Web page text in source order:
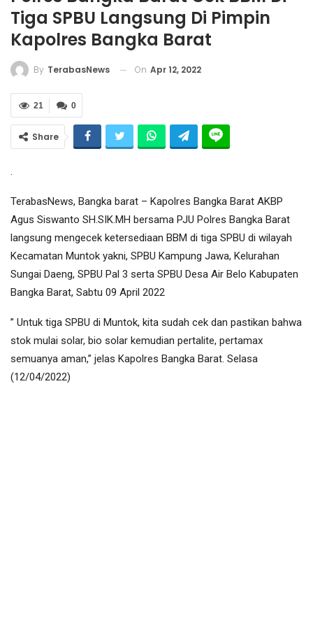
Tiga SPBU Langsung Di Pimpin
Kapolres Bangka Barat
By TerabasNews On Apr 12, 2022
0
21
Share
.
TerabasNews, Bangka barat – Kapolres Bangka Barat AKBP
Agus Siswanto SH.SIK.MH bersama PJU Polres Bangka Barat
langsung mengecek ketersediaan BBM di tiga SPBU di wilayah
Kecamatan Muntok yakni, SPBU Kampung Jawa, Kelurahan
Sungai Daeng, SPBU Pal 3 serta SPBU Desa Air Belo Kabupaten
Bangka Barat, Sabtu 09 April 2022
” Untuk tiga SPBU di Muntok, kita sudah cek dan pastikan bahwa
stok mulai solar, bio solar kemudian pertalite, pertamax
semuanya aman,” jelas Kapolres Bangka Barat. Selasa
(12/04/2022)